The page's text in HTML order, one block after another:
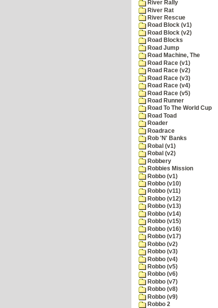
River Rally
River Rat
River Rescue
Road Block (v1)
Road Block (v2)
Road Blocks
Road Jump
Road Machine, The
Road Race (v1)
Road Race (v2)
Road Race (v3)
Road Race (v4)
Road Race (v5)
Road Runner
Road To The World Cup
Road Toad
Roader
Roadrace
Rob 'N' Banks
Robal (v1)
Robal (v2)
Robbery
Robbies Mission
Robbo (v1)
Robbo (v10)
Robbo (v11)
Robbo (v12)
Robbo (v13)
Robbo (v14)
Robbo (v15)
Robbo (v16)
Robbo (v17)
Robbo (v2)
Robbo (v3)
Robbo (v4)
Robbo (v5)
Robbo (v6)
Robbo (v7)
Robbo (v8)
Robbo (v9)
Robbo 2